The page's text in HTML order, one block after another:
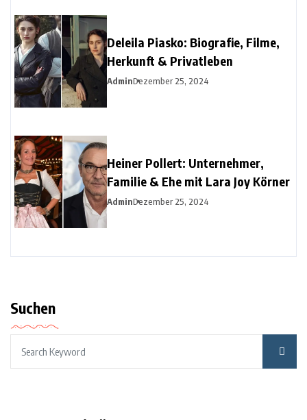
Deleila Piasko: Biografie, Filme,
Herkunft & Privatleben
AdminDezember 25, 2024
Heiner Pollert: Unternehmer,
Familie & Ehe mit Lara Joy Körner
AdminDezember 25, 2024
Suchen